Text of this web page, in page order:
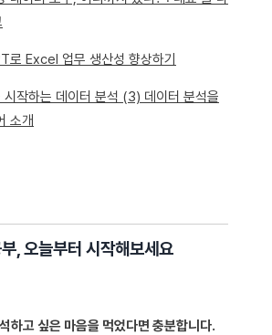
로 Excel 업무 생산성 향상하기
시작하는 데이터 분석 (3) 데이터 분석을
소개
, 오늘부터 시작해보세요
하고 싶은 마음을 먹었다면 충분합니다.